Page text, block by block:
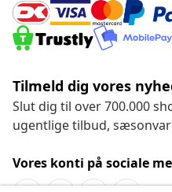
Tilmeld dig vores
Slut dig til over 700.000
ugentlige tilbud,
Vores konti på sociale